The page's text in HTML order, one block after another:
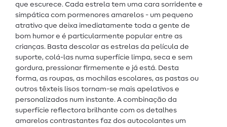
que escurece. Cada estrela tem uma cara sorridente e
simpática com pormenores amarelos - um pequeno
atrativo que deixa imediatamente toda a gente de
bom humor e é particularmente popular entre as
crianças. Basta descolar as estrelas da película de
suporte, colá-las numa superfície limpa, seca e sem
gordura, pressionar firmemente e já está. Desta
forma, as roupas, as mochilas escolares, as pastas ou
outros têxteis lisos tornam-se mais apelativos e
personalizados num instante. A combinação da
superfície reflectora brilhante com os detalhes
amarelos contrastantes faz dos autocolantes um